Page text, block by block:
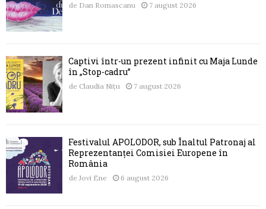
de Dan Romascanu 7 august 2026
Captivi într-un prezent infinit cu Maja Lunde
în „Stop-cadru”
de Claudia Nițu 7 august 2026
Festivalul APOLODOR, sub Înaltul Patronaj al
Reprezentanței Comisiei Europene în
România
de Jovi Ene 6 august 2026